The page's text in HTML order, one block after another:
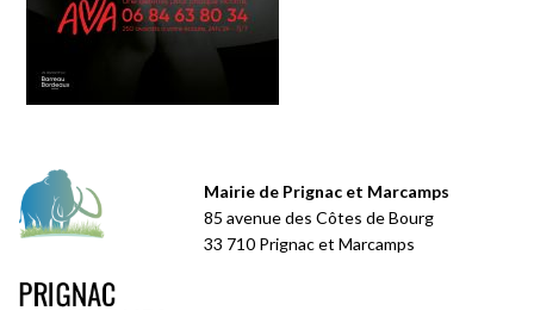
Mairie de Prignac et Marcamps
85 avenue des Côtes de Bourg
33 710 Prignac et Marcamps